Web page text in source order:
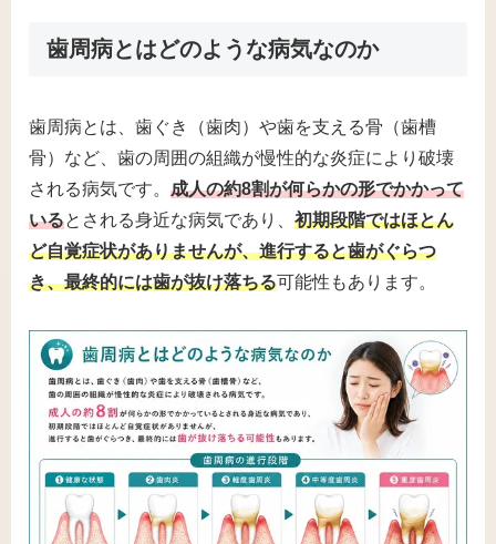
歯周病とはどのような病気なのか
歯周病とは、歯ぐき（歯肉）や歯を支える骨（歯槽
骨）など、歯の周囲の組織が慢性的な炎症により破壊
される病気です。 成人の約8割が何らかの形でかかって
いるとされる身近な病気であり、 初期段階ではほとん
ど自覚症状がありませんが、進行すると歯がぐらつ
き、最終的には歯が抜け落ちる可能性もあります。